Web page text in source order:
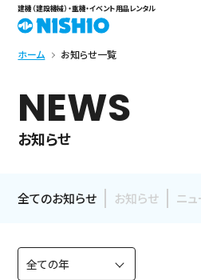
建機（建設機械）・重機・イベント用品レンタル
ホーム お知らせ一覧
NEWS
お知らせ
全てのお知らせ お知らせ ニュ